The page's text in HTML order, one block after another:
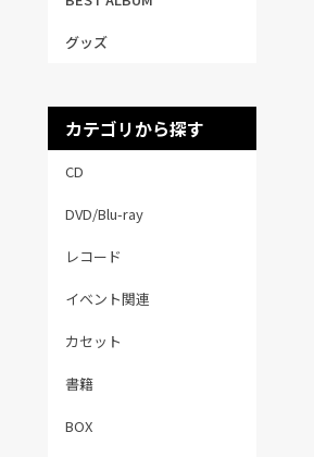
グッズ
カテゴリから探す
CD
DVD/Blu-ray
レコード
イベント関連
カセット
書籍
BOX